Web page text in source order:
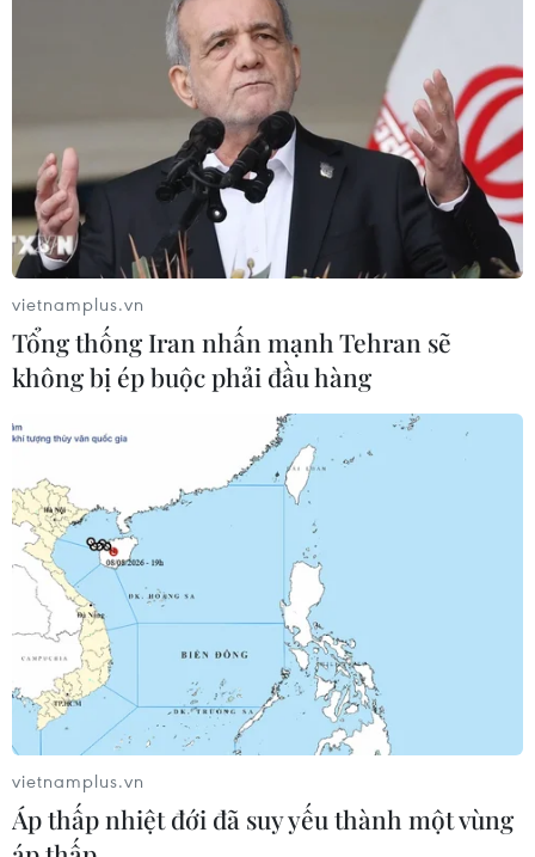
vietnamplus.vn
Tổng thống Iran nhấn mạnh Tehran sẽ
không bị ép buộc phải đầu hàng
vietnamplus.vn
Áp thấp nhiệt đới đã suy yếu thành một vùng